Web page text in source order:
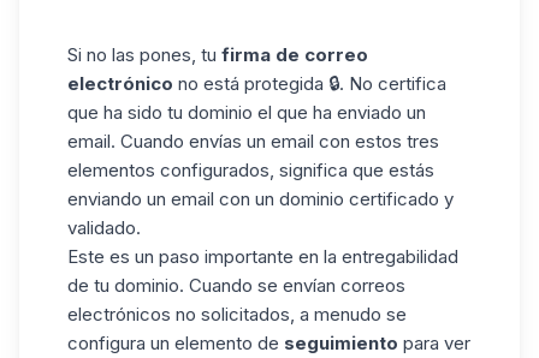
Si no las pones, tu firma de correo
electrónico no está protegida 🔒. No certifica
que ha sido tu dominio el que ha enviado un
email. Cuando envías un email con estos tres
elementos configurados, significa que estás
enviando un email con un dominio certificado y
validado.
Este es un paso importante en la entregabilidad
de tu dominio. Cuando se envían correos
electrónicos no solicitados, a menudo se
configura un elemento de seguimiento para ver